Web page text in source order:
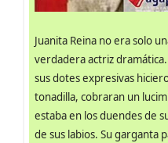
Juanita Reina no era solo
verdadera actriz
sus dotes expresivas
tonadilla, cobraran un
estaba en los duendes de
de sus labios. Su garganta